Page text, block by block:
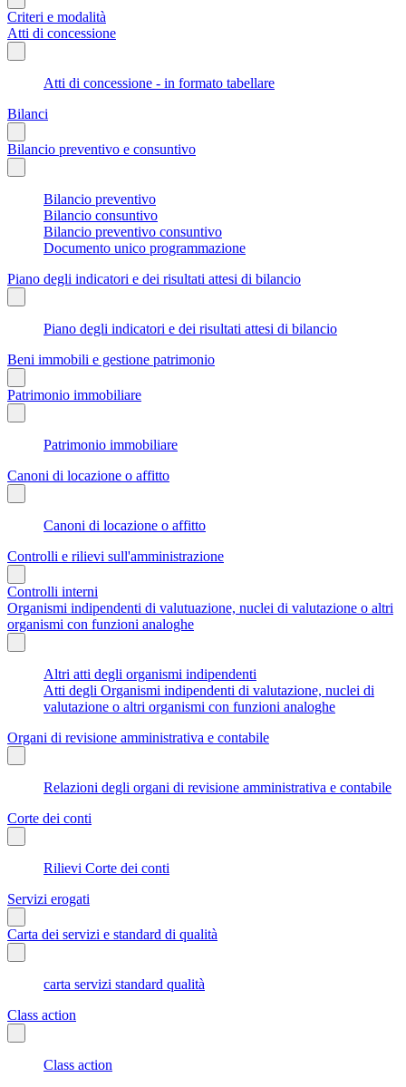
Criteri e modalità
Atti di concessione
Atti di concessione - in formato tabellare
Bilanci
Bilancio preventivo e consuntivo
Bilancio preventivo
Bilancio consuntivo
Bilancio preventivo consuntivo
Documento unico programmazione
Piano degli indicatori e dei risultati attesi di bilancio
Piano degli indicatori e dei risultati attesi di bilancio
Beni immobili e gestione patrimonio
Patrimonio immobiliare
Patrimonio immobiliare
Canoni di locazione o affitto
Canoni di locazione o affitto
Controlli e rilievi sull'amministrazione
Controlli interni
Organismi indipendenti di valutuazione, nuclei di valutazione o altri
organismi con funzioni analoghe
Altri atti degli organismi indipendenti
Atti degli Organismi indipendenti di valutazione, nuclei di
valutazione o altri organismi con funzioni analoghe
Organi di revisione amministrativa e contabile
Relazioni degli organi di revisione amministrativa e contabile
Corte dei conti
Rilievi Corte dei conti
Servizi erogati
Carta dei servizi e standard di qualità
carta servizi standard qualità
Class action
Class action